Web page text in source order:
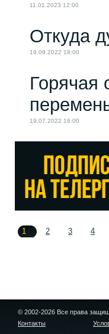
11.01.2023 12:00
Откуда
19.09.2022 18:00
Горячая
19.07.2022 16:00
1 2 3 4
© 2002-2026 Все права
Контакты